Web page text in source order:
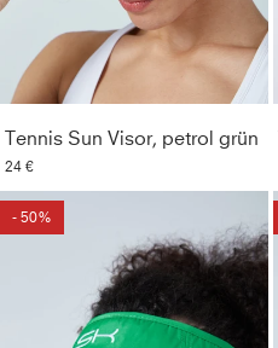
Tennis Sun Visor, petrol grün
24 €
- 50%